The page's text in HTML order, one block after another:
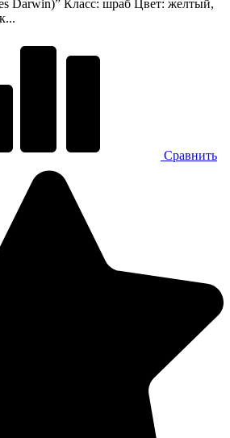
Darwin)” Класс: шраб Цвет: желтый,
Сравнить